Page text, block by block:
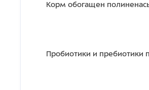
Корм обогащен
Пробиотики и пребиотики